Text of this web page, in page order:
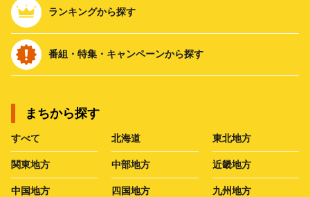
ランキングから探す
番組・特集・キャンペーンから探す
まちから探す
すべて 北海道 東北地方
関東地方 中部地方 近畿地方
中国地方 四国地方 九州地方